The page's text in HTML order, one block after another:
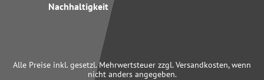
Nachhaltigkeit
Alle Preise inkl. gesetzl. Mehrwertsteuer zzgl. Versandkosten, wenn
nicht anders angegeben.